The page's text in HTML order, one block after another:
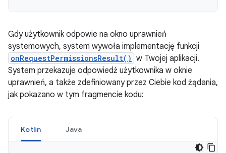
Gdy użytkownik odpowie na okno uprawnień
systemowych, system wywoła implementację funkcji
onRequestPermissionsResult() w Twojej aplikacji.
System przekazuje odpowiedź użytkownika w oknie
uprawnień, a także zdefiniowany przez Ciebie kod żądania,
jak pokazano w tym fragmencie kodu:
Kotlin Java